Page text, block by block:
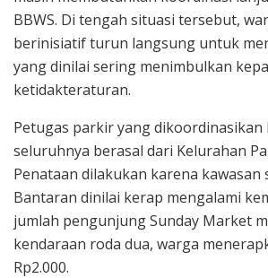
BBWS. Di tengah situasi tersebut,
berinisiatif turun langsung untuk
yang dinilai sering menimbulkan
ketidakteraturan.
Petugas parkir yang
seluruhnya berasal dari Kelurahan
Penataan dilakukan karena kawasan
Bantaran dinilai kerap mengalami
jumlah pengunjung Sunday Market
kendaraan roda dua, warga
Rp2.000.